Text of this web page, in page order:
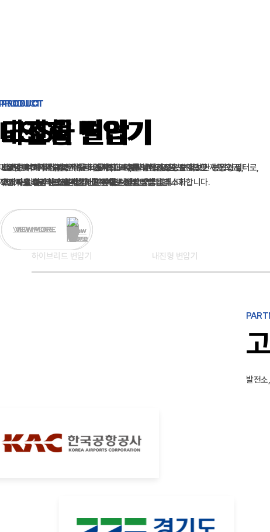
진형 변압기
찰댐퍼 특허기술을 적용해업계 최고 수준의 내진 성능을 확보한 변압기로,
진 규모 8.6의 강진에서도 안정적인 성능을 발휘합니다.
VIEW MORE
PRODUCT
고효율 변압기
KS 및 IEC 국제 규격에 따라 제작된 고효율 변압기로
에너지 절약과 운영비 절감에 기여합니다.
VIEW MORE
PRODUCT
고조파 필터
비선형 부하에서 발생하는 고조파(THD)를 실시간으로 보정하는능동형 필터로,
고조파를 효과적으로 저감하고전력 손실과 발열을 최소화합니다.
VIEW MORE
PRODUCT
고조파 진단
전문 인력과 최첨단 분석 장비를 통한 차별화된 고조파 진단으로
유지비용 절감과효율적 자산관리를 지원합니다.
VIEW MORE
PRODUCT
ESS
그래핀 커패시터 배터리를 적용해 화재·폭발 위험을 원천 차단한 제품으로,
2026년 4분기 신제품 출시를 목표로 개발 중입니다.
VIEW MORE
하이브리드 변압기 내진형 변압기
발전